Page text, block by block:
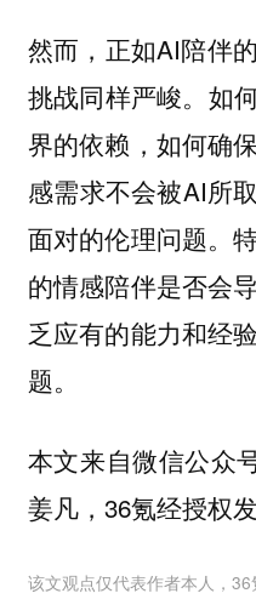
然而，正如AI陪伴
挑战同样严峻。如
界的依赖，如何确
感需求不会被AI所
面对的伦理问题。
的情感陪伴是否会
乏应有的能力和经
题。
本文来自微信公众
姜凡，36氪经授权发
该文观点仅代表作者本人，36